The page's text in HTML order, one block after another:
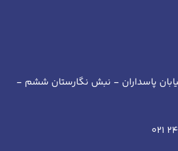
پاسداران - نبش نگارستان ششم -
021